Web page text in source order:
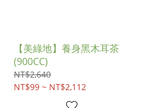
【美綠地】養身黑木耳茶
(900CC)
NT$2,640
NT$99 ~ NT$2,112